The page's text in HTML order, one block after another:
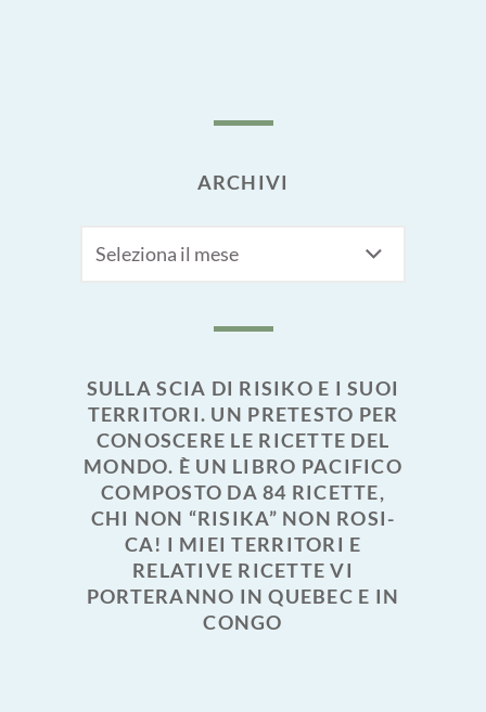
ARCHIVI
SULLA SCIA DI RISIKO E I SUOI
TERRITORI. UN PRETESTO PER
CONOSCERE LE RICETTE DEL
MONDO. È UN LIBRO PACIFICO
COMPOSTO DA 84 RICETTE,
CHI NON “RISIKA” NON ROSI-
CA! I MIEI TERRITORI E
RELATIVE RICETTE VI
PORTERANNO IN QUEBEC E IN
CONGO